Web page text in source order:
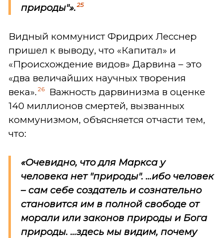
природы"». 25
Видный коммунист Фридрих Лесснер
пришел к выводу, что «Капитал» и
«Происхождение видов» Дарвина – это
«два величайших научных творения
века». 26
Важность дарвинизма в оценке
140 миллионов смертей, вызванных
коммунизмом, объясняется отчасти тем,
что:
«Очевидно, что для Маркса у
человека нет "природы". ...ибо человек
– сам себе создатель и сознательно
становится им в полной свободе от
морали или законов природы и Бога
природы. ...здесь мы видим, почему